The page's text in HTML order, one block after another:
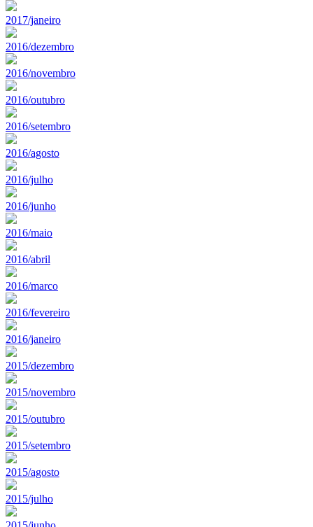
2017/janeiro
2016/dezembro
2016/novembro
2016/outubro
2016/setembro
2016/agosto
2016/julho
2016/junho
2016/maio
2016/abril
2016/marco
2016/fevereiro
2016/janeiro
2015/dezembro
2015/novembro
2015/outubro
2015/setembro
2015/agosto
2015/julho